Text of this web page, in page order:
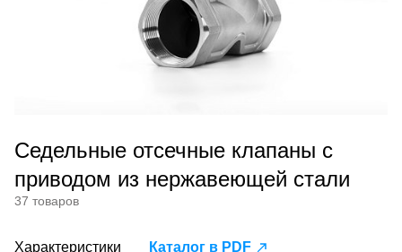
Седельные отсечные клапаны с
приводом из нержавеющей стали
37 товаров
Характеристики Каталог в PDF